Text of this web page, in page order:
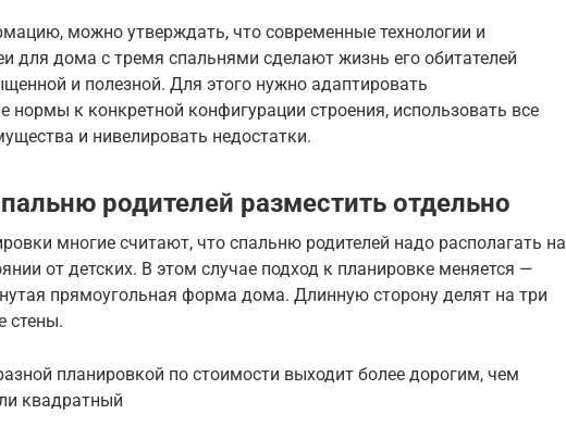
можно утверждать, что современные технологии и
для дома с тремя спальнями сделают жизнь его обитателей
и полезной. Для этого нужно адаптировать
нормы к конкретной конфигурации строения, использовать все
и нивелировать недостатки.
родителей разместить отдельно
многие считают, что спальню родителей надо располагать на
от детских. В этом случае подход к планировке меняется —
прямоугольная форма дома. Длинную сторону делят на три
стены.
планировкой по стоимости выходит более дорогим, чем
квадратный